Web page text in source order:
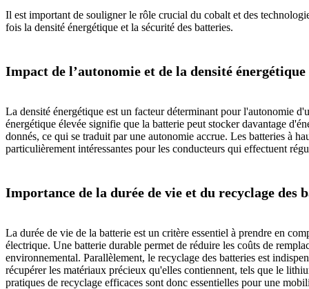
Il est important de souligner le rôle crucial du cobalt et des
fois la densité énergétique et la sécurité des batteries.
Impact de l’autonomie et de la densité énergétique
La densité énergétique est un facteur déterminant pour l'autonomie
énergétique élevée signifie que la batterie peut stocker davantage
donnés, ce qui se traduit par une autonomie accrue. Les batteries à
particulièrement intéressantes pour les conducteurs qui effectuent
Importance de la durée de vie et du recyclage des
La durée de vie de la batterie est un critère essentiel à prendre en
électrique. Une batterie durable permet de réduire les coûts de
environnemental. Parallèlement, le recyclage des batteries est
récupérer les matériaux précieux qu'elles contiennent, tels que le
pratiques de recyclage efficaces sont donc essentielles pour une